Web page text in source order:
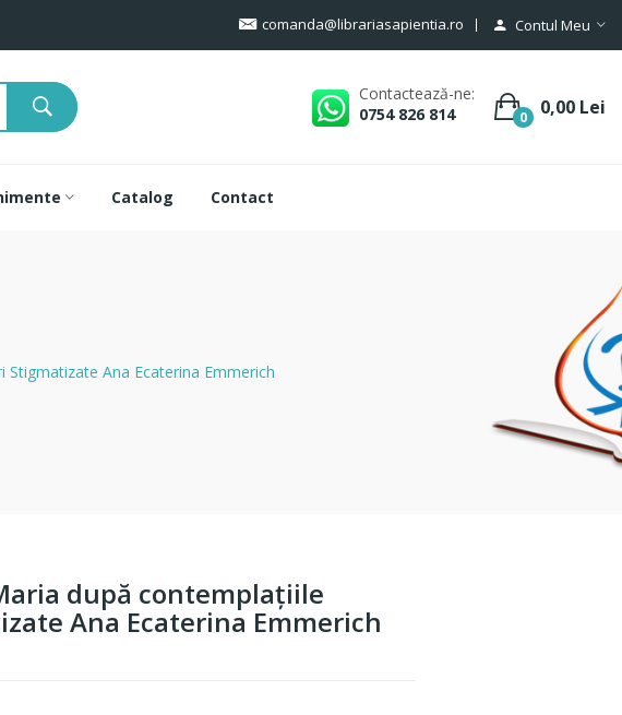
comanda@librariasapientia.ro Contul Meu
Contactează-ne:
0754 826 814
0 0,00 Lei
Catalog Contact
Ana Ecaterina Emmerich
după contemplaţiile
Ana Ecaterina Emmerich